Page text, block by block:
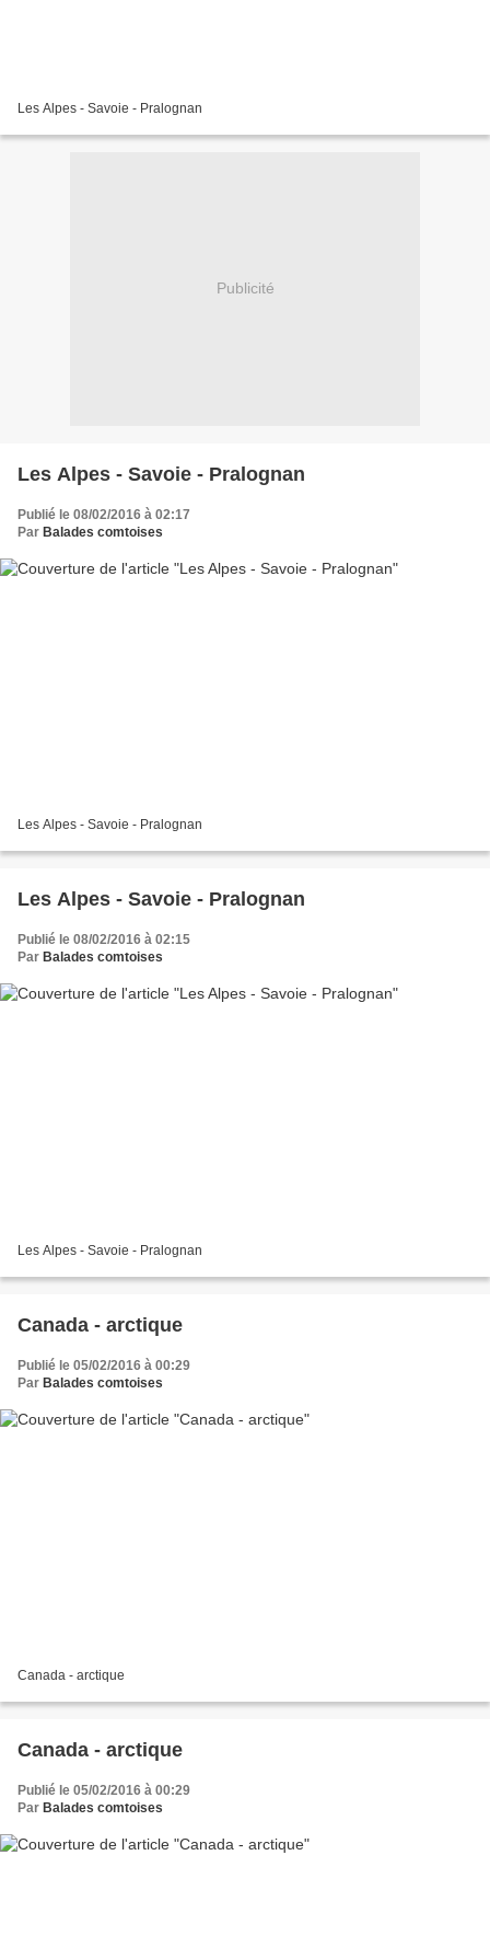
Les Alpes - Savoie - Pralognan
Publicité
Les Alpes - Savoie - Pralognan
Publié le 08/02/2016 à 02:17
Par Balades comtoises
Les Alpes - Savoie - Pralognan
Les Alpes - Savoie - Pralognan
Publié le 08/02/2016 à 02:15
Par Balades comtoises
Les Alpes - Savoie - Pralognan
Canada - arctique
Publié le 05/02/2016 à 00:29
Par Balades comtoises
Canada - arctique
Canada - arctique
Publié le 05/02/2016 à 00:29
Par Balades comtoises